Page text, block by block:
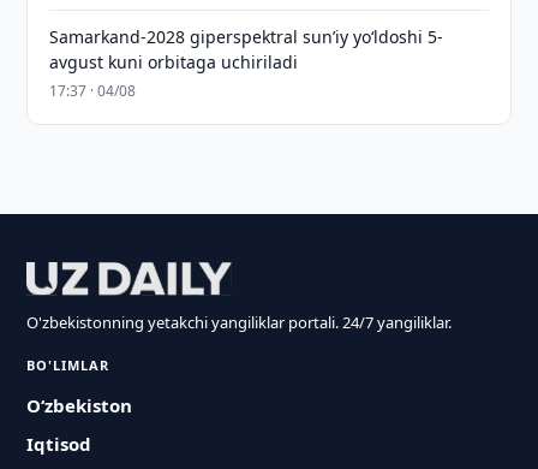
Samarkand-2028 giperspektral sun’iy yo‘ldoshi 5-
avgust kuni orbitaga uchiriladi
17:37 · 04/08
O'zbekistonning yetakchi yangiliklar portali. 24/7 yangiliklar.
BO'LIMLAR
O‘zbekiston
Iqtisod